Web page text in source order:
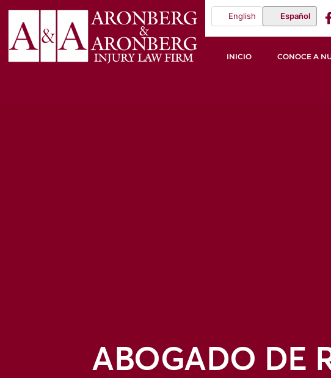
English Español
INICIO CONOCE A
ABOGADO DE